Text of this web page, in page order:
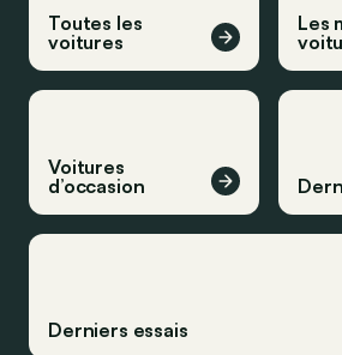
Toutes les
voitures
Les
Voitures
d’occasion
Derniers essais